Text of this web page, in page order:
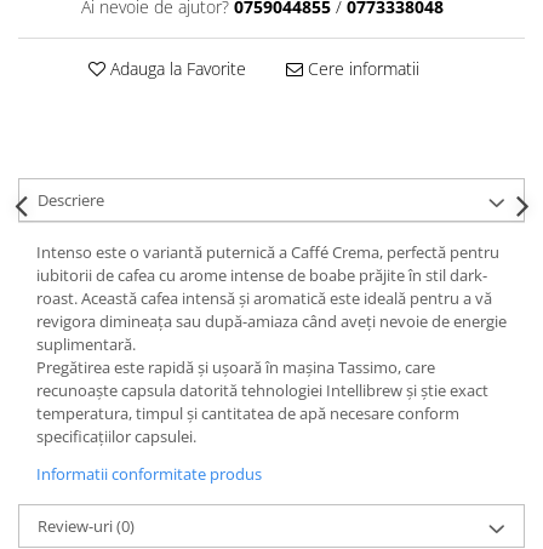
Ai nevoie de ajutor? 0759044855 / 0773338048
Adauga la Favorite Cere informatii
Descriere
Intenso este o variantă puternică a Caffé Crema, perfectă pentru
iubitorii de cafea cu arome intense de boabe prăjite în stil dark-
roast. Această cafea intensă și aromatică este ideală pentru a vă
revigora dimineața sau după-amiaza când aveți nevoie de energie
suplimentară.
Pregătirea este rapidă și ușoară în mașina Tassimo, care
recunoaște capsula datorită tehnologiei Intellibrew și știe exact
temperatura, timpul și cantitatea de apă necesare conform
specificațiilor capsulei.
Informatii conformitate produs
Review-uri(0)